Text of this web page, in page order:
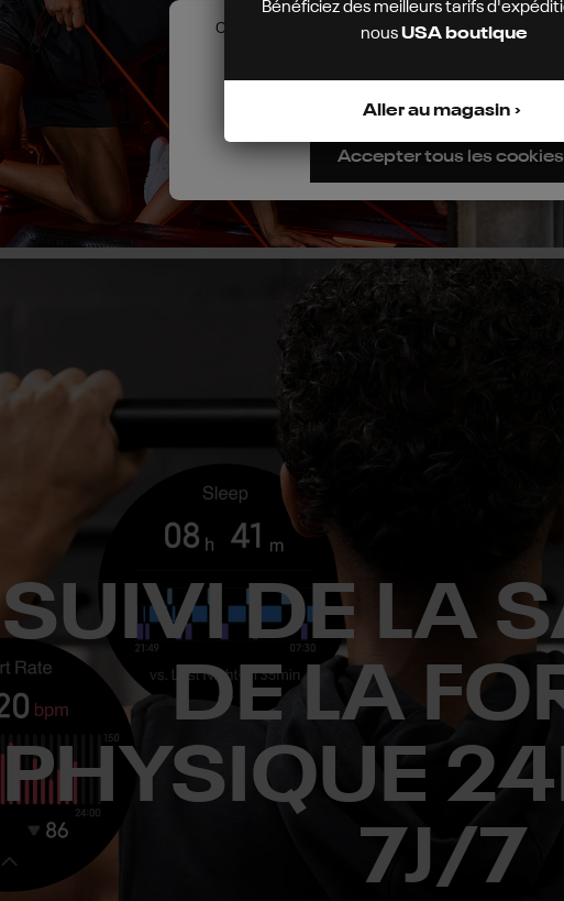
SUIVI DE LA
DE LA
PHYSIQUE
7J/7
Ce site Web utilise des cookies pour garantir la
Refuser
Configurer
Accepter tous les cookies
Bénéficiez des meilleurs tarifs
nousUSA boutique
Aller au magasin